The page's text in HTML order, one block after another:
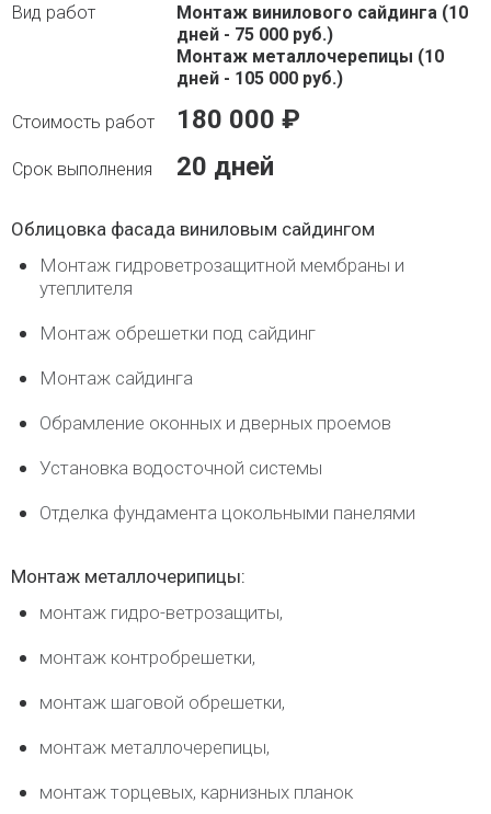
Монтаж винилового сайдинга (10
дней - 75 000 руб.)
Монтаж металлочерепицы (10
дней - 105 000 руб.)
180 000 ₽
20 дней
Облицовка фасада виниловым сайдингом
Монтаж гидроветрозащитной мембраны и
утеплителя
Монтаж обрешетки под сайдинг
Монтаж сайдинга
Обрамление оконных и дверных проемов
Установка водосточной системы
Отделка фундамента цокольными панелями
Монтаж металлочерипицы:
монтаж гидро-ветрозащиты,
монтаж контробрешетки,
монтаж шаговой обрешетки,
монтаж металлочерепицы,
монтаж торцевых, карнизных планок